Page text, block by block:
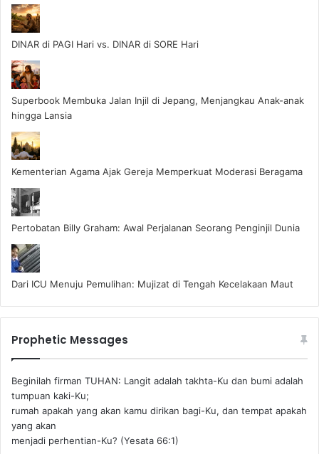
DINAR di PAGI Hari vs. DINAR di SORE Hari
Superbook Membuka Jalan Injil di Jepang, Menjangkau Anak-anak
hingga Lansia
Kementerian Agama Ajak Gereja Memperkuat Moderasi Beragama
Pertobatan Billy Graham: Awal Perjalanan Seorang Penginjil Dunia
Dari ICU Menuju Pemulihan: Mujizat di Tengah Kecelakaan Maut
Prophetic Messages
Beginilah firman TUHAN: Langit adalah takhta-Ku dan bumi adalah
tumpuan kaki-Ku;
rumah apakah yang akan kamu dirikan bagi-Ku, dan tempat apakah
yang akan
menjadi perhentian-Ku? (Yesata 66:1) ‪